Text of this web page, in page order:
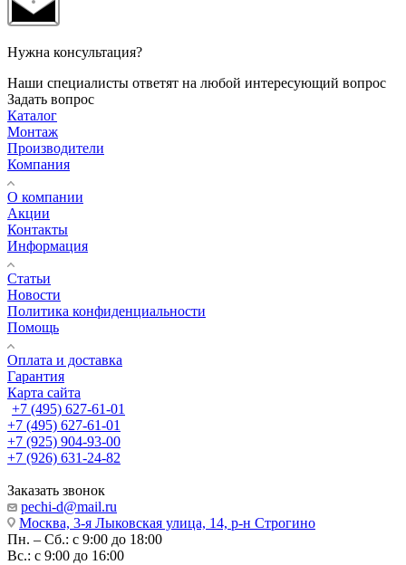
Нужна консультация?
Наши специалисты ответят на любой интересующий вопрос
Задать вопрос
Каталог
Монтаж
Производители
Компания
О компании
Акции
Контакты
Информация
Статьи
Новости
Политика конфиденциальности
Помощь
Оплата и доставка
Гарантия
Карта сайта
+7 (495) 627-61-01
+7 (495) 627-61-01
+7 (925) 904-93-00
+7 (926) 631-24-82
Заказать звонок
pechi-d@mail.ru
Москва, 3-я Лыковская улица, 14, р-н Строгино
Пн. – Сб.: с 9:00 до 18:00
Вс.: с 9:00 до 16:00